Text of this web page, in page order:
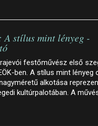
stílus mint lényeg -
festőművész első
ben. A stílus mint lényeg
alkotása
kultúrpalotában. A